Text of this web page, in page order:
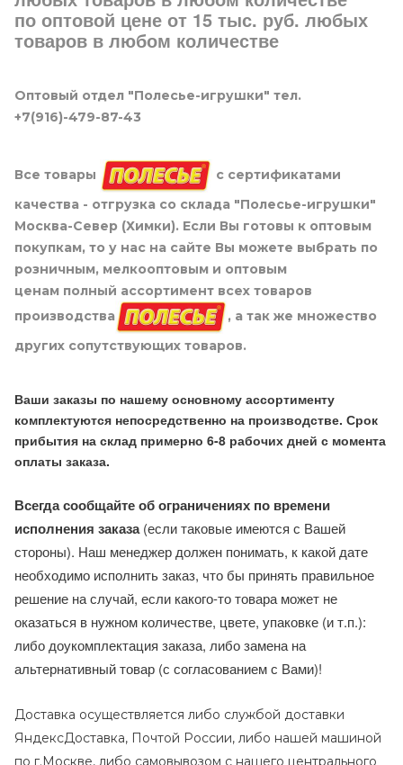
по оптовой цене от 15 тыс. руб. любых
товаров в любом количестве
Оптовый отдел "Полесье-игрушки" тел.
+7(916)-479-87-43
Все товары
с сертификатами
качества - отгрузка со склада "Полесье-игрушки"
Москва-Север (Химки). Если Вы готовы к оптовым
покупкам, то у нас на сайте Вы можете выбрать по
розничным, мелкооптовым и оптовым
ценам полный ассортимент всех товаров
производства
, а так же множество
других сопутствующих товаров.
Ваши заказы по нашему основному ассортименту
комплектуются непосредственно на производстве. Срок
прибытия на склад примерно 6-8 рабочих дней с момента
оплаты заказа.
Всегда сообщайте об ограничениях по времени
исполнения заказа(если таковые имеются с Вашей
стороны). Наш менеджер должен понимать, к какой дате
необходимо исполнить заказ, что бы принять правильное
решение на случай, если какого-то товара может не
оказаться в нужном количестве, цвете, упаковке (и т.п.):
либо доукомплектация заказа, либо замена на
альтернативный товар (с согласованием с Вами)!
Доставка осуществляется либо службой доставки
ЯндексДоставка, Почтой России, либо нашей машиной
по г.Москве, либо самовывозом с нашего центрального